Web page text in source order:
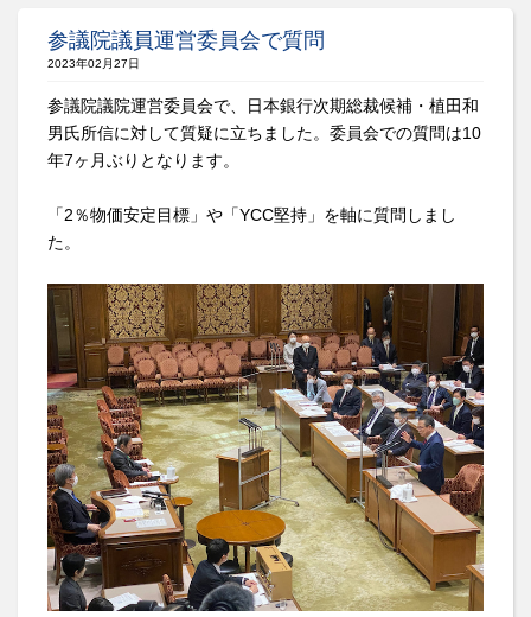
参議院議員運営委員会で質問
2023年02月27日
参議院議院運営委員会で、日本銀行次期総裁候補・植田和
男氏所信に対して質疑に立ちました。委員会での質問は10
年7ヶ月ぶりとなります。
「2％物価安定目標」や「YCC堅持」を軸に質問しまし
た。